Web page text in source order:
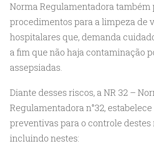
Norma Regulamentadora também
procedimentos para a limpeza de
hospitalares que, demanda
a fim que não haja contaminação
assepsiadas.
Diante desses riscos, a NR 32 –
Regulamentadora n°32,
preventivas para o controle destes
incluindo nestes: